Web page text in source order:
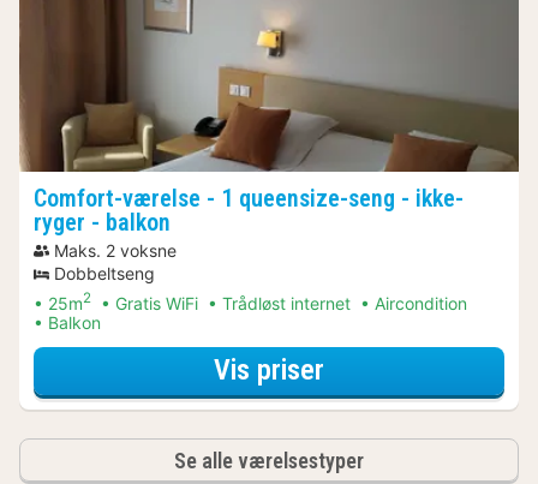
Comfort-værelse - 1 queensize-seng - ikke-
ryger - balkon
Maks. 2 voksne
Dobbeltseng
25m2 Gratis WiFi Trådløst internet
Aircondition
Balkon
Vis priser
Se alle værelsestyper